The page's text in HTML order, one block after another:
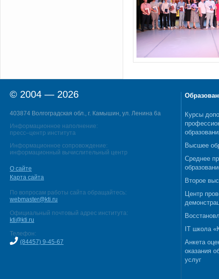
© 2004 — 2026
403874 Волгоградская обл., г. Камышин, ул. Ленина 6а
Информационное наполнение:
пресс–центр института
Информационное сопровождение:
информационный вычислительный центр
О сайте
Карта сайта
По вопросам работы сайта обращайтесь:
webmaster@kti.ru
Официальный почтовый адрес института:
kti@kti.ru
Телефон:
(84457) 9-45-67
Курсы
Высшее
Среднее
Второе
Центр
IT школа
Анкета
оказания
услуг